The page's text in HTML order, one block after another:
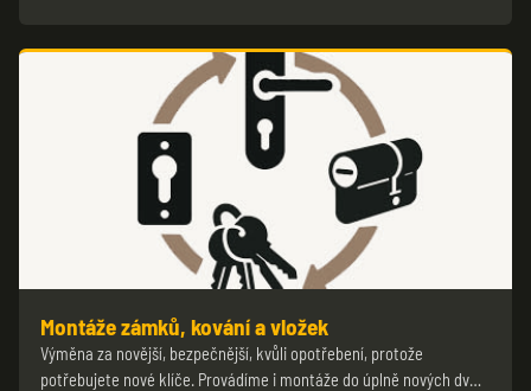
Montáže zámků, kování a vložek
Výměna za novější, bezpečnější, kvůli opotřebení, protože
potřebujete nové klíče. Provádíme i montáže do úplně nových dv…